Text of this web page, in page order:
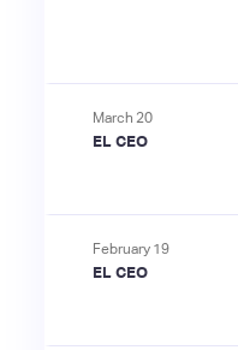
March 20
EL CEO
February 19
EL CEO